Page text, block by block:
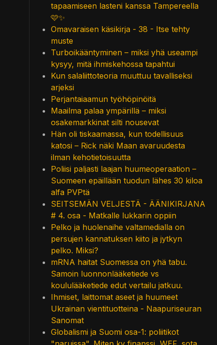
tapaamiseen lasteni kanssa Tampereella
🩷✨
Omavaraisen käsikirja - 38 - Itse tehty
muste
Turboikääntyminen – miksi yhä useampi
kysyy, mitä ihmiskehossa tapahtui
Kun salaliittoteoria muuttuu tavalliseksi
arjeksi
Perjantaiaamun työhöpinöitä
Maailma palaa ympärillä – miksi
osakemarkkinat silti nousevat
Hän oli tiskaamassa, kun todellisuus
katosi – Rick näki Maan avaruudesta
ilman kehotietoisuutta
Poliisi paljasti laajan huumeoperaation –
Suomeen epäillään tuodun lähes 30 kiloa
alfa PVPtä
SEITSEMÄN VELJESTÄ - ÄÄNIKIRJANA
# 4. osa - Matkalle lukkarin oppiin
Pelko ja huolenaihe valtamedialla on
persujen kannatuksen kiito ja jytkyn
pelko. Miksi?
mRNA haitat Suomessa on yhä tabu.
Samoin luonnonlääketiede vs
koululääketiede edut vertailu jatkuu.
Ihmiset, laittomat aseet ja huumeet
Ukrainan vientituotteina - Naapuriseuran
Sanomat
Globalismi ja Suomi osa-1: poliitikot